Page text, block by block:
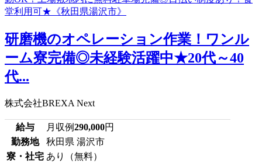
研磨機のオペレーション作業！ワンル
ーム寮完備◎未経験活躍中★20代～40
代...
株式会社BREXA Next
給与 月収例290,000円
勤務地
秋田県 湯沢市
寮・社宅 あり（無料）